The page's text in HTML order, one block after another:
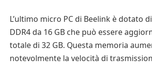
L’ultimo micro PC di Beelink è dotato
DDR4 da 16 GB che può essere
totale di 32 GB. Questa memoria
notevolmente la velocità di